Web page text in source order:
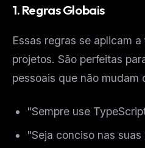
1. Regras Globais
Essas regras se aplicam a
projetos. São perfeitas
pessoais que não mudam
"Sempre use
"Seja conciso nas